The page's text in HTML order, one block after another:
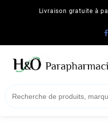
Livraison gratuite à